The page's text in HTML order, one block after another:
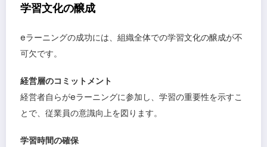
学習文化の醸成
eラーニングの成功には、組織全体での学習文化の醸成が不
可欠です。
経営層のコミットメント
経営者自らがeラーニングに参加し、学習の重要性を示すこ
とで、従業員の意識向上を図ります。
学習時間の確保